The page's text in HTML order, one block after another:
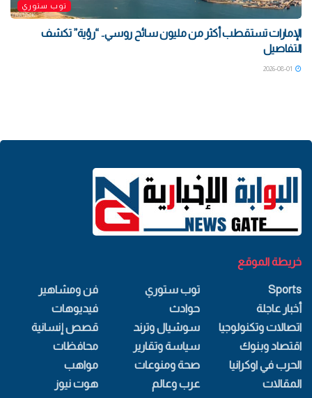
توب ستوري
الإمارات تستقطب أكثر من مليون سائح روسي.. “رؤية” تكشف
التفاصيل
خريطة الموقع
Sports
أخبار عاجلة
اتصالات وتكنولوجيا
اقتصاد وبنوك
الحرب في اوكرانيا
المقالات
توب ستوري
حوادث
سوشيال وترند
سياسة وتقارير
صحة ومنوعات
عرب وعالم
فن ومشاهير
فيديوهات
قصص إنسانية
محافظات
مواهب
هوت نيوز